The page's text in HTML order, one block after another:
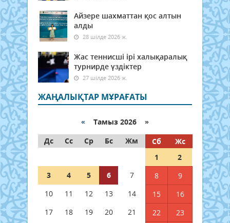
Айзере шахматтан қос алтын
алды
28 шілде 2026 ж.
Жас теннисші ірі халықаралық
турнирде үздіктер
27 шілде 2026 ж.
ЖАҢАЛЫҚТАР МҰРАҒАТЫ
« Тамыз 2026 »
Дс
Сс Ср Бс Жм Сб
Жс
1
2
3
4 5 6 7 8
9
10
11 12 13 14 15
16
17
18 19 20 21 22 23